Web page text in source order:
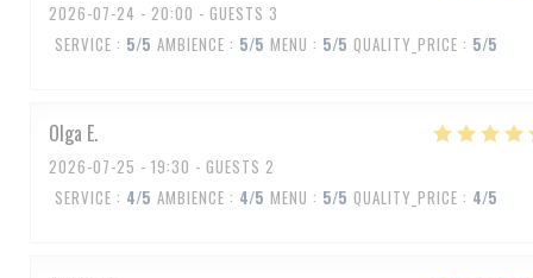
2026-07-24 - 20:00 - GUESTS 3
SERVICE : 5/5 AMBIENCE : 5/5 MENU : 5/5 QUALITY_PRICE : 5/5
Olga E
2026-07-25 - 19:30 - GUESTS 2
SERVICE : 4/5 AMBIENCE : 4/5 MENU : 5/5 QUALITY_PRICE : 4/5